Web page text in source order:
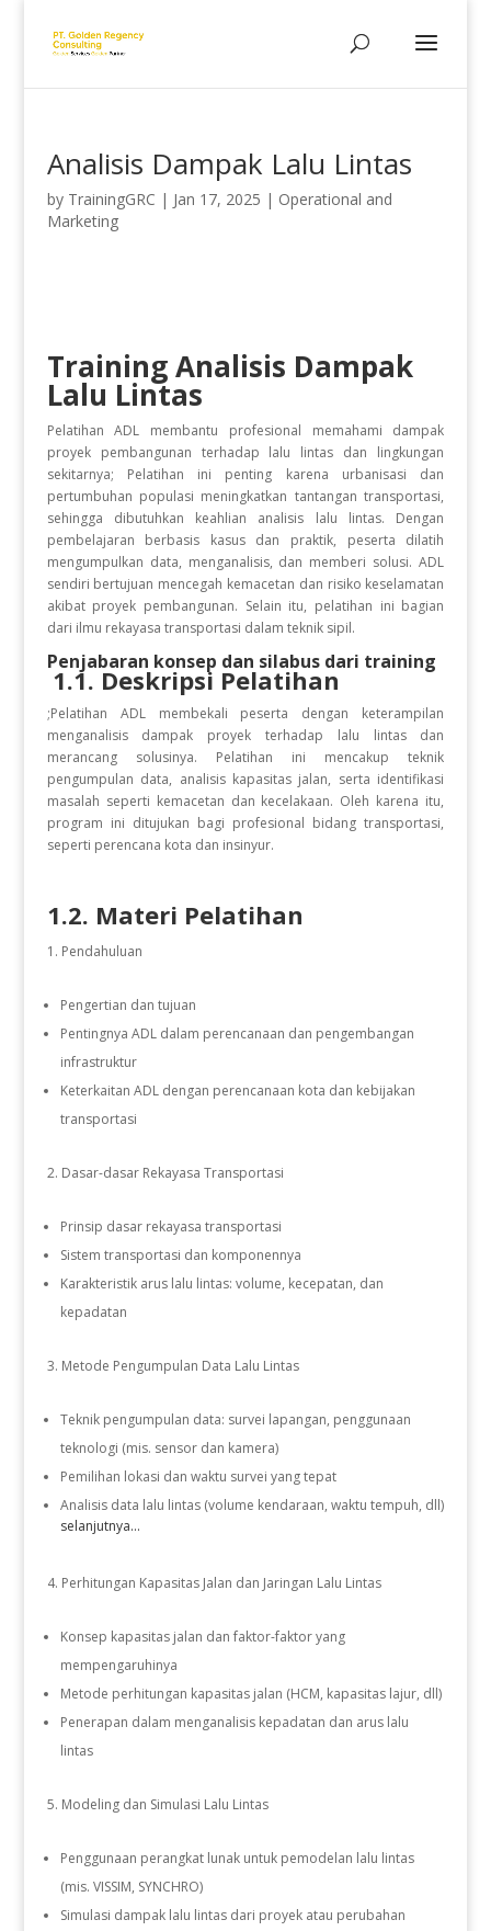
Analisis Dampak Lalu Lintas
by TrainingGRC | Jan 17, 2025 | Operational and
Marketing
Training Analisis Dampak
Lalu Lintas
Pelatihan ADL membantu profesional memahami dampak
proyek pembangunan terhadap lalu lintas dan lingkungan
sekitarnya; Pelatihan ini penting karena urbanisasi dan
pertumbuhan populasi meningkatkan tantangan transportasi,
sehingga dibutuhkan keahlian analisis lalu lintas. Dengan
pembelajaran berbasis kasus dan praktik, peserta dilatih
mengumpulkan data, menganalisis, dan memberi solusi. ADL
sendiri bertujuan mencegah kemacetan dan risiko keselamatan
akibat proyek pembangunan. Selain itu, pelatihan ini bagian
dari ilmu rekayasa transportasi dalam teknik sipil.
Penjabaran konsep dan silabus dari training
1.1. Deskripsi Pelatihan
;Pelatihan ADL membekali peserta dengan keterampilan
menganalisis dampak proyek terhadap lalu lintas dan
merancang solusinya. Pelatihan ini mencakup teknik
pengumpulan data, analisis kapasitas jalan, serta identifikasi
masalah seperti kemacetan dan kecelakaan. Oleh karena itu,
program ini ditujukan bagi profesional bidang transportasi,
seperti perencana kota dan insinyur.
1.2. Materi Pelatihan
Pendahuluan
Pengertian dan tujuan
Pentingnya ADL dalam perencanaan dan pengembangan
infrastruktur
Keterkaitan ADL dengan perencanaan kota dan kebijakan
transportasi
Dasar-dasar Rekayasa Transportasi
Prinsip dasar rekayasa transportasi
Sistem transportasi dan komponennya
Karakteristik arus lalu lintas: volume, kecepatan, dan
kepadatan
Metode Pengumpulan Data Lalu Lintas
Teknik pengumpulan data: survei lapangan, penggunaan
teknologi (mis. sensor dan kamera)
Pemilihan lokasi dan waktu survei yang tepat
Analisis data lalu lintas (volume kendaraan, waktu tempuh, dll)
selanjutnya...
Perhitungan Kapasitas Jalan dan Jaringan Lalu Lintas
Konsep kapasitas jalan dan faktor-faktor yang
mempengaruhinya
Metode perhitungan kapasitas jalan (HCM, kapasitas lajur, dll)
Penerapan dalam menganalisis kepadatan dan arus lalu
lintas
Modeling dan Simulasi Lalu Lintas
Penggunaan perangkat lunak untuk pemodelan lalu lintas
(mis. VISSIM, SYNCHRO)
Simulasi dampak lalu lintas dari proyek atau perubahan